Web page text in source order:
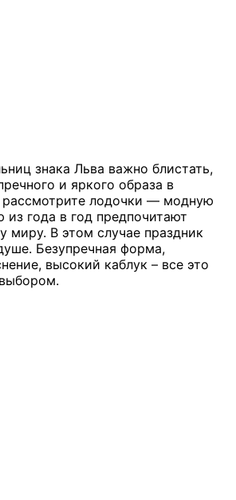
знака Льва важно блистать,
и яркого образа в
лодочки — модную
из года в год предпочитают
миру. В этом случае праздник
Безупречная форма,
высокий каблук – все это